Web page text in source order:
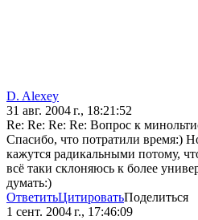
D. Alexey
31 авг. 2004 г., 18:21:52
Re: Re: Re: Re: Вопрос к
Спасибо, что потратили время:)
кажутся радикальными потому,
всё таки склоняюсь к более
думать:)
ОтветитьЦитироватьПоделиться
1 сент. 2004 г., 17:46:09